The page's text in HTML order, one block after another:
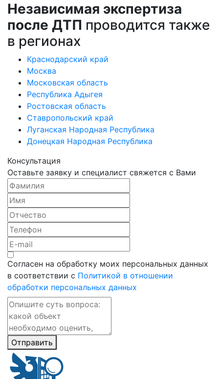
Независимая экспертиза
после ДТП проводится также
в регионах
Краснодарский край
Москва
Московская область
Республика Адыгея
Ростовская область
Ставропольский край
Луганская Народная Республика
Донецкая Народная Республика
Консультация
Оставьте заявку и специалист свяжется с Вами
Согласен на обработку моих персональных данных
в соответствии с Политикой в отношении
обработки персональных данных
Отправить